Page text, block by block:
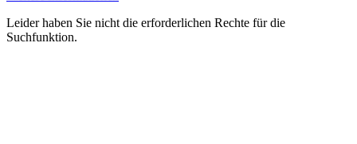
Leider haben Sie nicht die erforderlichen Rechte für die
Suchfunktion.